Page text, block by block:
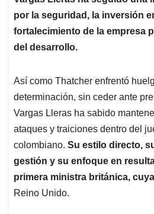
por la seguridad, la inversión
fortalecimiento de la empresa
del desarrollo.
Así como Thatcher enfrentó
determinación, sin ceder ante
Vargas Lleras ha sabido
ataques y traiciones dentro del
colombiano. Su estilo directo,
gestión y su enfoque en
primera ministra británica,
Reino Unido.